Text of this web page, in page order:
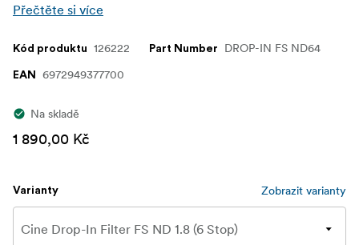
Přečtěte si více
Kód produktu 126222 Part Number DROP-IN FS ND64
EAN 6972949377700
Na skladě
1 890,00 Kč
Varianty Zobrazit varianty